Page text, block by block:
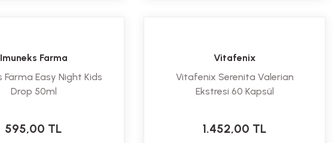
Imuneks Farma
Farma Easy Night Kids
Drop 50ml
595,00 TL
Vitafenix
Vitafenix Serenita Valerian
Ekstresi 60 Kapsül
1.452,00 TL